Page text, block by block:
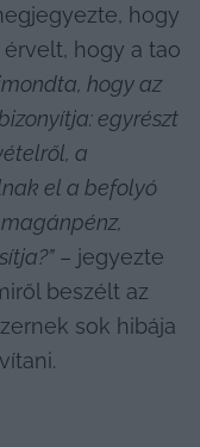
hogy
hogy a tao
hogy az
egyrészt
a
el a befolyó
– jegyezte
beszélt az
sok hibája